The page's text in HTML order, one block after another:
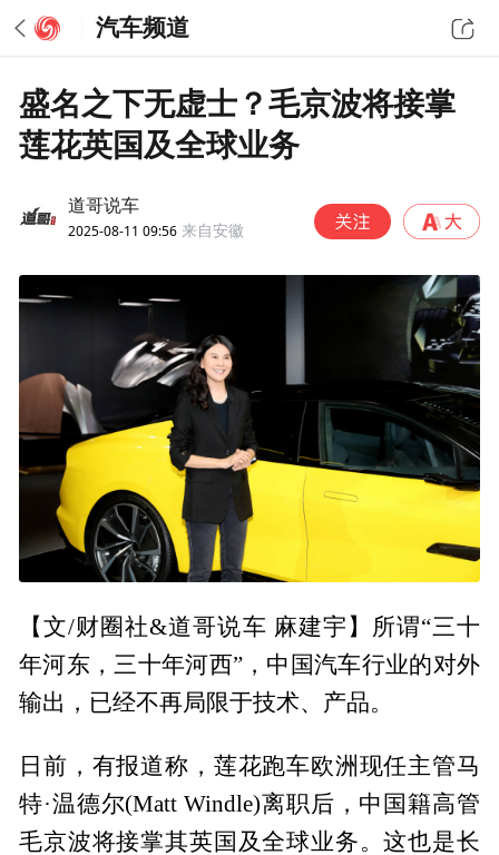
汽车频道
盛名之下无虚士？毛京波将接掌
莲花英国及全球业务
道哥说车
2025-08-11 09:56 来自安徽
【文/财圈社&道哥说车 麻建宇】所谓“三十
年河东，三十年河西”，中国汽车行业的对外
输出，已经不再局限于技术、产品。
日前，有报道称，莲花跑车欧洲现任主管马
特·温德尔(Matt Windle)离职后，中国籍高管
毛京波将接掌其英国及全球业务。这也是长